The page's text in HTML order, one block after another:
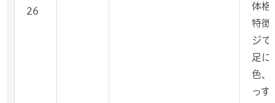
26
体格
特徴
ジで
足に
色、
っす